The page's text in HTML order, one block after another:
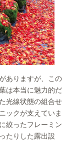
ありますが、この
は本当に魅力的だ
光線状態の組合せ
ックが支えていま
絞ったフレーミン
たりした露出設